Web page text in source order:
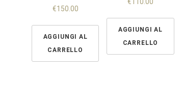
€150.00
AGGIUNGI AL
CARRELLO
€110.00
AGGIUNGI AL
CARRELLO